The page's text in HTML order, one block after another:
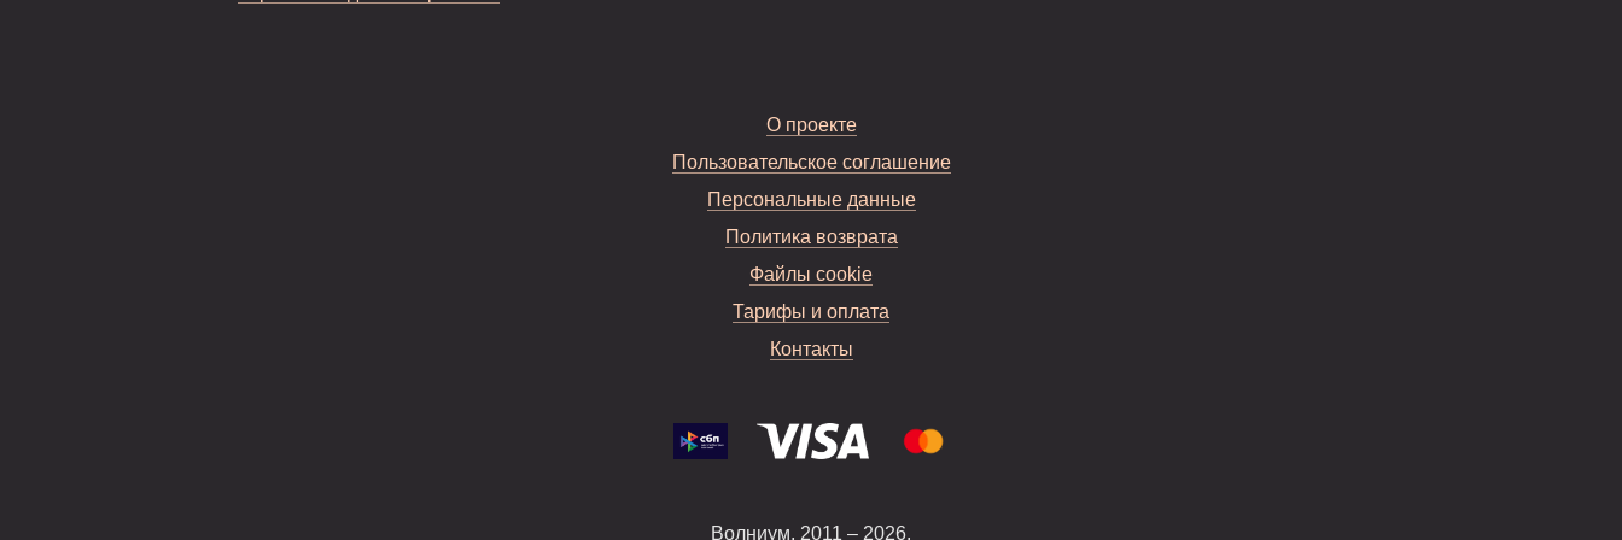
О проекте
Пользовательское соглашение
Персональные данные
Политика возврата
Файлы cookie
Тарифы и оплата
Контакты
Волниум, 2011 – 2026.